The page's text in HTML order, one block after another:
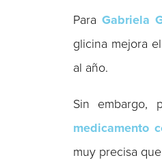
Para Gabriela
glicina mejora
al año.
Sin embargo,
medicamento
muy precisa que